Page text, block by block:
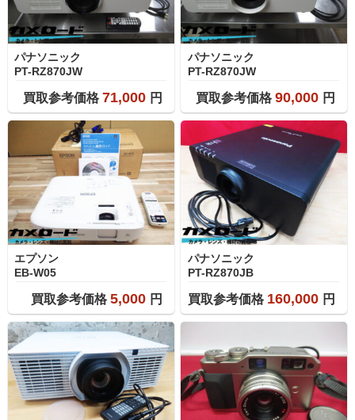
パナソニック
PT-RZ870JW
買取参考価格 71,000 円
パナソニック
PT-RZ870JW
買取参考価格 90,000 円
エプソン
EB-W05
買取参考価格 5,000 円
パナソニック
PT-RZ870JB
買取参考価格 160,000 円